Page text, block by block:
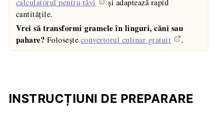
calculatorul pentru tăvi
și adaptează rapid
cantitățile.
Vrei să transformi gramele în linguri, căni sau
pahare? Folosește convertorul culinar gratuit .
INSTRUCȚIUNI DE PREPARARE